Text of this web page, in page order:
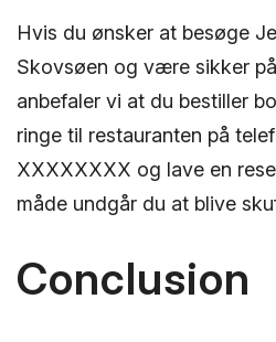
Hvis du ønsker at besøge
Skovsøen og være sikker
anbefaler vi at du bestiller
ringe til restauranten på
XXXXXXXX og lave en
måde undgår du at blive
Conclusion